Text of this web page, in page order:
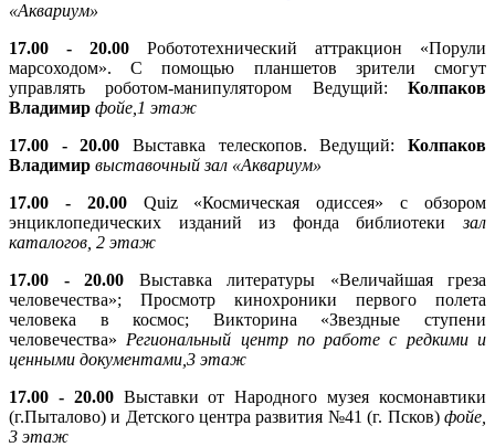
«Аквариум»
17.00 - 20.00 Робототехнический аттракцион «Порули
марсоходом». С помощью планшетов зрители смогут
управлять роботом-манипулятором Ведущий: Колпаков
Владимир фойе,1 этаж
17.00 - 20.00 Выставка телескопов. Ведущий:Колпаков
Владимир выставочный зал «Аквариум»
17.00 - 20.00Quiz «Космическая одиссея» с обзором
энциклопедических изданий из фонда библиотекизал
каталогов, 2 этаж
17.00 - 20.00 Выставка литературы «Величайшая греза
человечества»; Просмотр кинохроники первого полета
человека в космос; Викторина «Звездные ступени
человечества» Региональный центр по работе с редкими и
ценными документами,3 этаж
17.00 - 20.00Выставки от Народного музея космонавтики
(г.Пыталово) и Детского центра развития №41 (г. Псков) фойе,
3 этаж